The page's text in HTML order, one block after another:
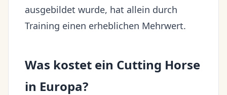
ausgebildet wurde, hat allein durch
Training einen erheblichen Mehrwert.
Was kostet ein Cutting Horse
in Europa?